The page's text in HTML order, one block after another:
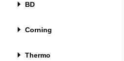
BD
Corning
Thermo